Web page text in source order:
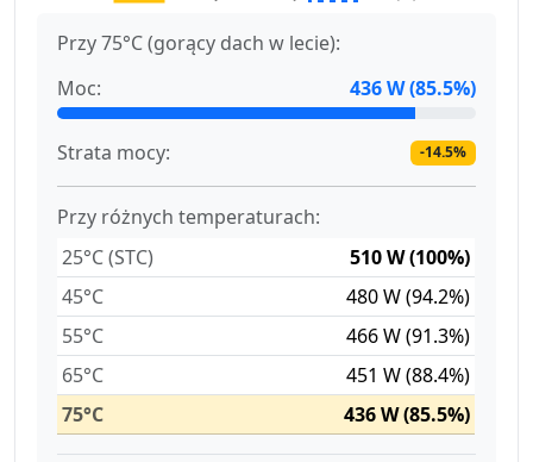
Przy 75°C (gorący dach w lecie):
Moc:
436 W (85.5%)
Strata mocy: -14.5%
Przy różnych temperaturach:
25°C (STC)
510 W (100%)
45°C
480 W (94.2%)
55°C
466 W (91.3%)
65°C
451 W (88.4%)
75°C
436 W (85.5%)